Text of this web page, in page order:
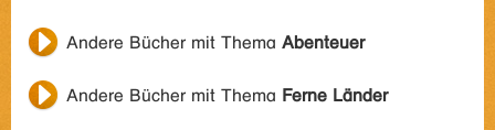
Andere Bücher mit Thema Abenteuer
Andere Bücher mit Thema Ferne Länder